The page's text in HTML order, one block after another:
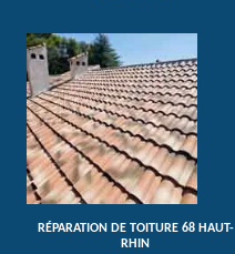
RÉPARATION DE TOITURE 68 HAUT-
RHIN